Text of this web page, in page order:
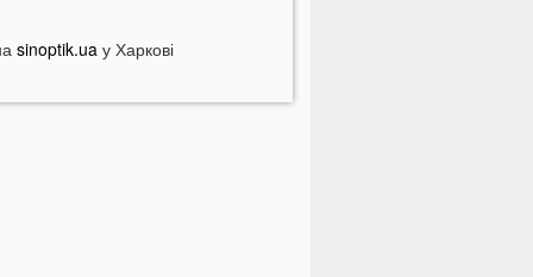
продукт подорожчав на
чоловік вдарив сусіда
sinoptik.uaу Харкові